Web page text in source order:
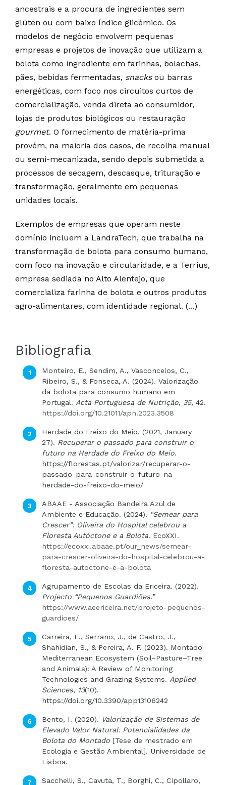
ancestrais e a procura de ingredientes sem
glúten ou com baixo índice glicémico. Os
modelos de negócio envolvem pequenas
empresas e projetos de inovação que utilizam a
bolota como ingrediente em farinhas, bolachas,
pães, bebidas fermentadas, snacksou barras
energéticas, com foco nos circuitos curtos de
comercialização, venda direta ao consumidor,
lojas de produtos biológicos ou restauração
gourmet. O fornecimento de matéria-prima
provém, na maioria dos casos, de recolha manual
ou semi-mecanizada, sendo depois submetida a
processos de secagem, descasque, trituração e
transformação, geralmente em pequenas
unidades locais.
Exemplos de empresas que operam neste
domínio incluem a LandraTech, que trabalha na
transformação de bolota para consumo humano,
com foco na inovação e circularidade, e a Terrius,
empresa sediada no Alto Alentejo, que
comercializa farinha de bolota e outros produtos
agro-alimentares, com identidade regional. (...)
Bibliografia
Monteiro, E., Sendim, A., Vasconcelos, C.,
Ribeiro, S., & Fonseca, A. (2024). Valorização
da bolota para consumo humano em
Portugal. Acta Portuguesa de Nutrição, 35, 42.
https://doi.org/10.21011/apn.2023.3508
Herdade do Freixo do Meio. (2021, January
27). Recuperar o passado para construir o
futuro na Herdade do Freixo do Meio.
https://florestas.pt/valorizar/recuperar-o-
passado-para-construir-o-futuro-na-
herdade-do-freixo-do-meio/
ABAAE - Associação Bandeira Azul de
Ambiente e Educação. (2024). “Semear para
Crescer”: Oliveira do Hospital celebrou a
Floresta Autóctone e a Bolota. EcoXXI.
https://ecoxxi.abaae.pt/our_news/semear-
para-crescer-oliveira-do-hospital-celebrou-a-
floresta-autoctone-e-a-bolota
Agrupamento de Escolas da Ericeira. (2022).
Projecto “Pequenos Guardiões.”
https://www.aeericeira.net/projeto-pequenos-
guardioes/
Carreira, E., Serrano, J., de Castro, J.,
Shahidian, S., & Pereira, A. F. (2023). Montado
Mediterranean Ecosystem (Soil–Pasture–Tree
and Animals): A Review of Monitoring
Technologies and Grazing Systems. Applied
Sciences, 13(10).
https://doi.org/10.3390/app13106242
Bento, I. (2020). Valorização de Sistemas de
Elevado Valor Natural: Potencialidades da
Bolota do Montado[Tese de mestrado em
Ecologia e Gestão Ambiental]. Universidade de
Lisboa.
Sacchelli, S., Cavuta, T., Borghi, C., Cipollaro,